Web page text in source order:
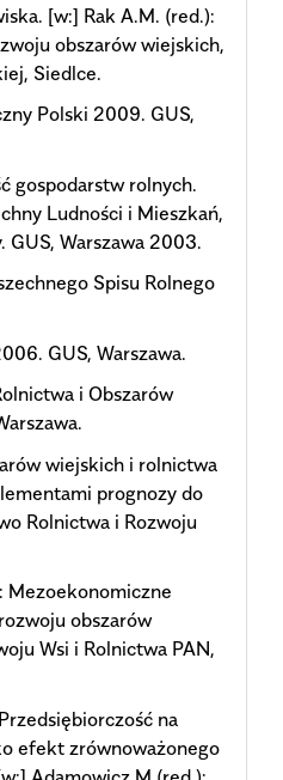
[w:] Rak A.M. (red.):
obszarów wiejskich,
Siedlce.
Polski 2009. GUS,
gospodarstw rolnych.
Ludności i Mieszkań,
GUS, Warszawa 2003.
Spisu Rolnego
GUS, Warszawa.
i Obszarów
wiejskich i rolnictwa
prognozy do
Rolnictwa i Rozwoju
Mezoekonomiczne
obszarów
Wsi i Rolnictwa PAN,
na
efekt zrównoważonego